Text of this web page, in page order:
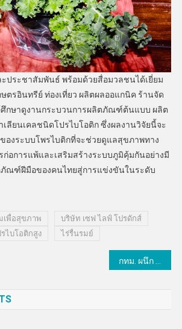
ประชาสัมพันธ์ พร้อมด้วยสื่อมวลชนได้เยี่ยม
ตรอินทรีย์ ท่องเที่ยว ผลิตผลออแกนิค ร้านจัด
กษาดูงานกระบวนการผลิตภัณฑ์ต้นแบบ ผลิต
ลียนเคลชนิดโปรไบโอติก ซึ่งผลงานวิจัยนี้จะ
องระบบโพรไบติกที่จะช่วยดูแลสุขภาพทาง
ก่อการแพ้และเสริมสร้างระบบภูมิคุ้มกันอย่างมี
ณฑ์ฝีมือของคนไทยสู่การแข่งขันในระดับ
เพื่อสุขภาพ
บริษัท เซฟ ไลฟ์ โปรดักส์
ไบโอติกสูง ไร่รื่นรมย์